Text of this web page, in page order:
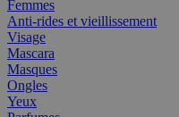
Femmes
Anti-rides et vieillissement
Visage
Mascara
Masques
Ongles
Yeux